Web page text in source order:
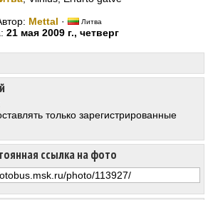
Mettal · Литва
21 мая 2009 г., четверг
ссылка на фото
только зарегистрированные